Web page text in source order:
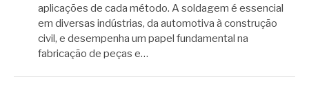
aplicações de cada método. A soldagem é essencial
em diversas indústrias, da automotiva à construção
civil, e desempenha um papel fundamental na
fabricação de peças e…